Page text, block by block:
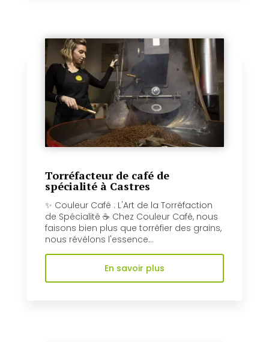
Torréfacteur de café de
spécialité à Castres
✨ Couleur Café : L'Art de la Torréfaction
de Spécialité ☕️ Chez Couleur Café, nous
faisons bien plus que torréfier des grains,
nous révélons l'essence...
En savoir plus